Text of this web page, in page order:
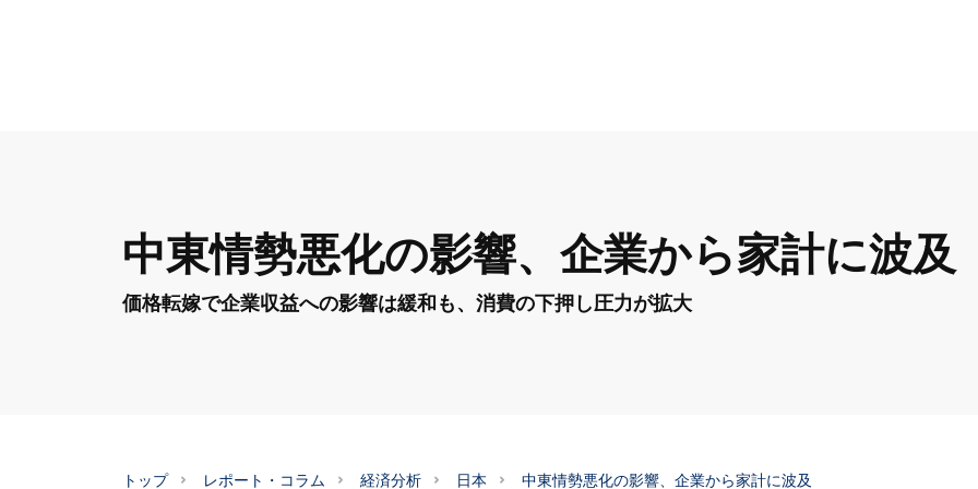
中東情勢悪化の影響、企業から家計に波及
価格転嫁で企業収益への影響は緩和も、消費の下押し圧力が拡大
トップ レポート・コラム 経済分析 日本 中東情勢悪化の影響、企業から家計に波及